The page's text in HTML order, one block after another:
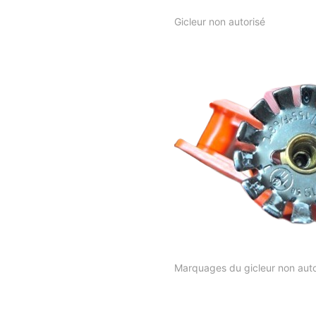
Gicleur non autorisé
Marquages du gicleur non